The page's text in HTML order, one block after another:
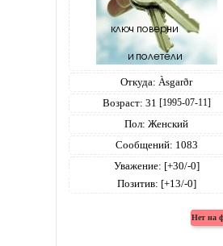
Откуда: Àsgarðr
Возраст: 31 [1995-07-11]
Пол: Женский
Сообщений: 1083
Уважение: [+30/-0]
Позитив: [+13/-0]